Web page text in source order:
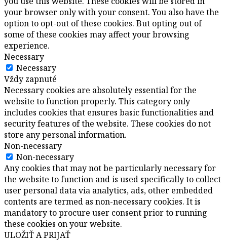
your browser only with your consent. You also have the
option to opt-out of these cookies. But opting out of
some of these cookies may affect your browsing
experience.
Necessary
Necessary
Vždy zapnuté
Necessary cookies are absolutely essential for the
website to function properly. This category only
includes cookies that ensures basic functionalities and
security features of the website. These cookies do not
store any personal information.
Non-necessary
Non-necessary
Any cookies that may not be particularly necessary for
the website to function and is used specifically to collect
user personal data via analytics, ads, other embedded
contents are termed as non-necessary cookies. It is
mandatory to procure user consent prior to running
these cookies on your website.
ULOŽIŤ A PRIJAŤ